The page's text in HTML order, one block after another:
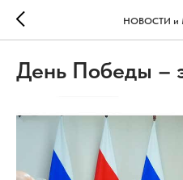
НОВОСТИ и
День Победы –